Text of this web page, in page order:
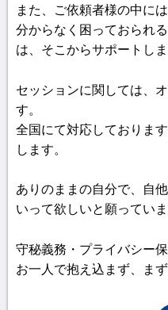
また、ご依頼者様の中に
分からなく困っておられ
は、そこからサポートしま
セッションに関しては、
す。
全国にて対応しておりま
します。
ありのままの自分で、自
いって欲しいと願っていま
守秘義務・プライバシー
お一人で抱え込まず、ま